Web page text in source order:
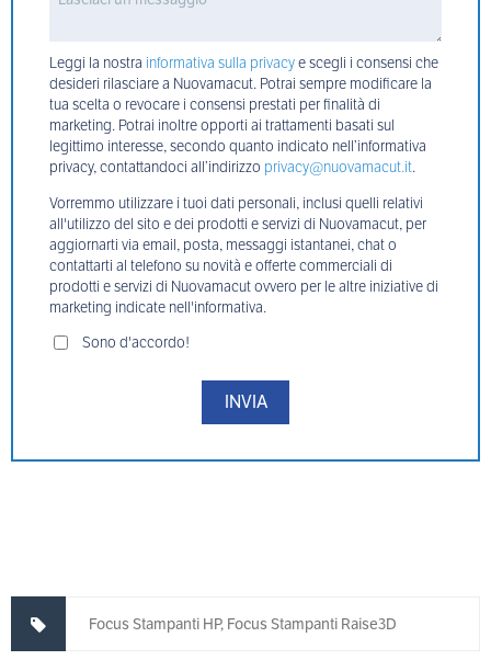
Leggi la nostra informativa sulla privacye scegli i consensi che
desideri rilasciare a Nuovamacut. Potrai sempre modificare la
tua scelta o revocare i consensi prestati per finalità di
marketing. Potrai inoltre opporti ai trattamenti basati sul
legittimo interesse, secondo quanto indicato nell’informativa
privacy, contattandoci all’indirizzo privacy@nuovamacut.it.
Vorremmo utilizzare i tuoi dati personali, inclusi quelli relativi
all'utilizzo del sito e dei prodotti e servizi di Nuovamacut, per
aggiornarti via email, posta, messaggi istantanei, chat o
contattarti al telefono su novità e offerte commerciali di
prodotti e servizi di Nuovamacut ovvero per le altre iniziative di
marketing indicate nell'informativa.
Sono d'accordo!
Focus Stampanti HP, Focus Stampanti Raise3D